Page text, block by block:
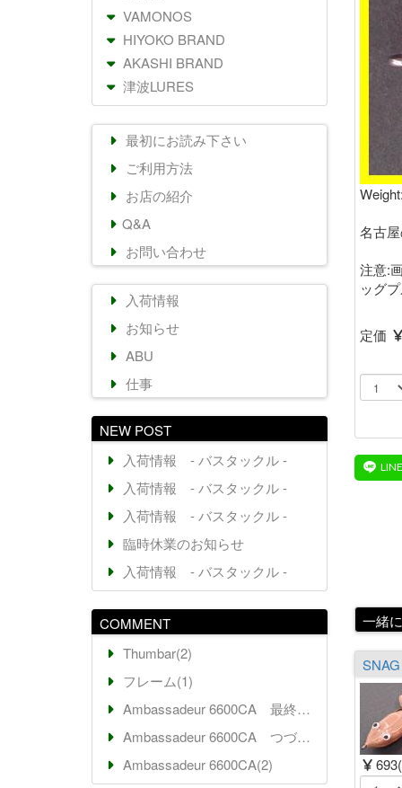
名古
注意:
ッグ
定価
一緒
VAMONOS
HIYOKO BRAND
AKASHI BRAND
津波LURES
最初にお読み下さい
ご利用方法
お店の紹介
Q&A
お問い合わせ
入荷情報
お知らせ
ABU
仕事
NEW POST
入荷情報 - バスタックル -
入荷情報 - バスタックル -
入荷情報 - バスタックル -
臨時休業のお知らせ
入荷情報 - バスタックル -
COMMENT
Thumbar(2)
フレーム(1)
Ambassadeur 6600CA 最終回(7)
Ambassadeur 6600CA つづき(2)
Ambassadeur 6600CA(2)